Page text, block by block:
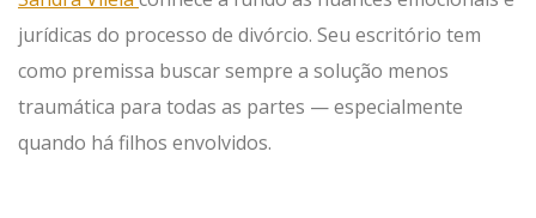
jurídicas do processo de divórcio. Seu escritório tem
como premissa buscar sempre a solução menos
traumática para todas as partes — especialmente
quando há filhos envolvidos.